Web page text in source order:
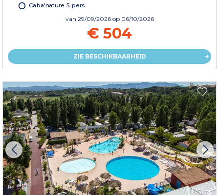
Caba'nature 5 pers.
van 29/09/2026 op 06/10/2026
€ 504
ZIE BESCHIKBAARHEID